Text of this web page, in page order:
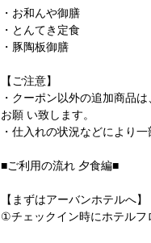
・お和んや御膳
・とんてき定食
・豚陶板御膳
【ご注意】
・クーポン以外の追加商品
お願 い致します。
・仕入れの状況などにより
■ご利用の流れ 夕食編■
【まずはアーバンホテルへ】
①チェックイン時にホテルフ